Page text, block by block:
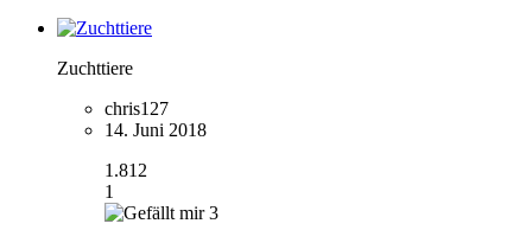
Zuchttiere
chris127
14. Juni 2018
1.812
1
3